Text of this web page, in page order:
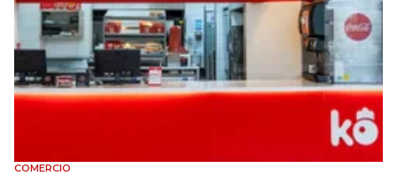
COMERCIO